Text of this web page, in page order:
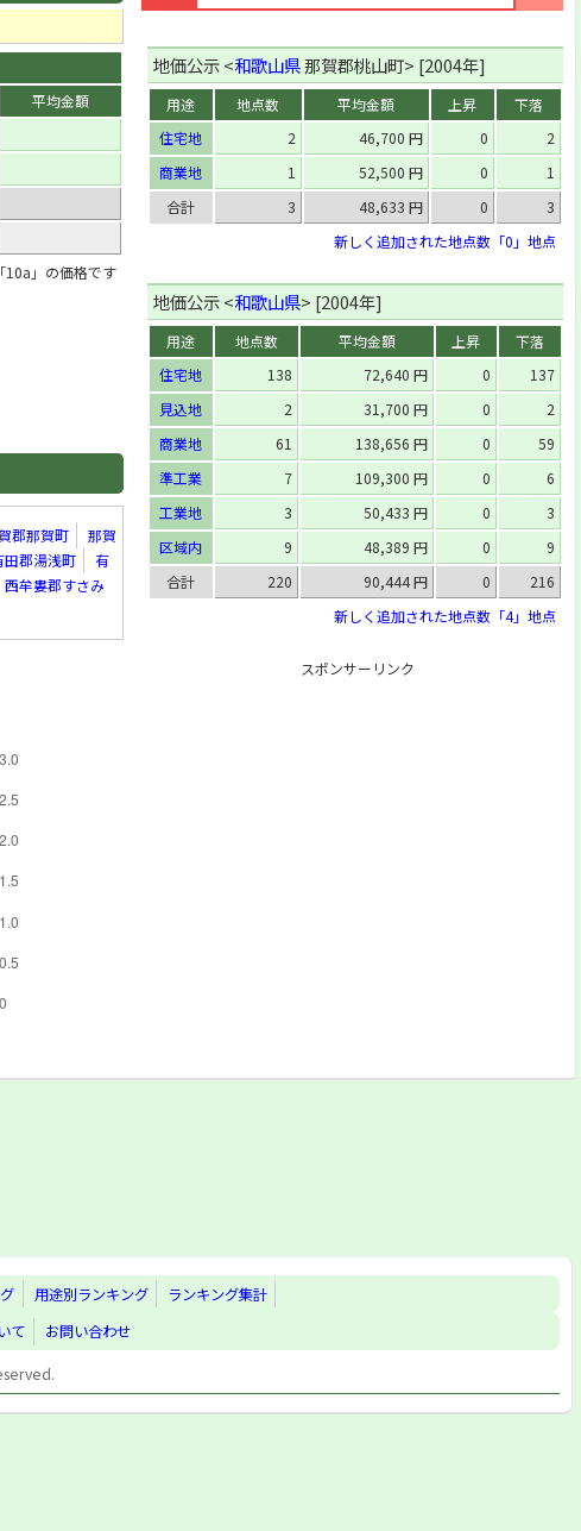
平均金額
」の価格です
郡那賀町
那賀
田郡湯浅町
有
西牟婁郡すさみ
地価公示 <和歌山県那賀郡桃山町> [2004年]
用途 地点数 平均金額 上昇
下落
住宅地
2 46,700 円 0
2
商業地
1 52,500 円 0
1
合計
3 48,633 円 0
3
新しく追加された地点数「0」地点
地価公示 <和歌山県> [2004年]
用途 地点数 平均金額 上昇
下落
住宅地
138 72,640 円 0
137
見込地
2 31,700 円 0
2
商業地
61 138,656 円 0
59
準工業
7 109,300 円 0
6
工業地
3 50,433 円 0
3
区域内
9 48,389 円 0
9
合計
220 90,444 円 0
216
新しく追加された地点数「4」地点
スポンサーリンク
用途別ランキング
ランキング集計
て
お問い合わせ